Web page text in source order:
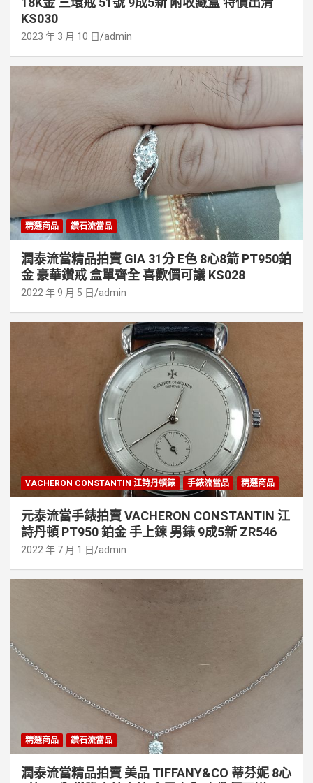
KS030
2023 年 3 月 10 日 admin
精選商品 鑽石流當品
潤泰流當精品拍賣 GIA 31分 E色 8心8箭 PT950鉑
金 豪華鑽戒 盒單齊全 喜歡價可議 KS028
2022 年 9 月 5 日 admin
VACHERON CONSTANTIN 江詩丹頓錶 手錶流當品 精選商品
元泰流當手錶拍賣 VACHERON CONSTANTIN 江
詩丹頓 PT950 鉑金 手上鍊 男錶 9成5新 ZR546
2022 年 7 月 1 日 admin
精選商品 鑽石流當品
潤泰流當精品拍賣 美品 TIFFANY&CO 蒂芬妮 8心